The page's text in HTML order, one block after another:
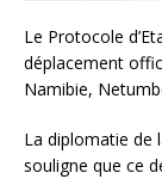
Le Protocole
déplacement
Namibie,
La diplomatie de
souligne que ce